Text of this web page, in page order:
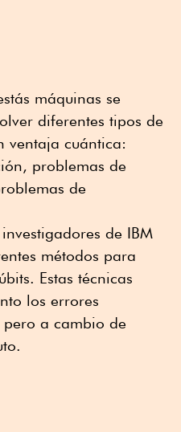
máquinas se
diferentes tipos de
ventaja cuántica:
problemas de
de
de IBM
métodos para
Estas técnicas
los errores
a cambio de